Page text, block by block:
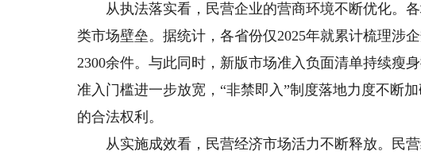
从执法落实看，民营企业的营商环境不断优化。各
类市场壁垒。据统计，各省份仅2025年就累计梳理涉
2300余件。与此同时，新版市场准入负面清单持续瘦
准入门槛进一步放宽，“非禁即入”制度落地力度不断
的合法权利。
从实施成效看，民营经济市场活力不断释放。民营